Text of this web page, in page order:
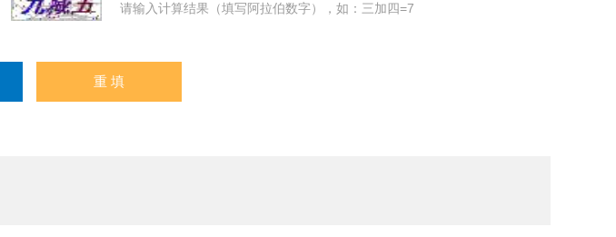
请输入计算结果（填写阿拉伯数字），如：三加四=7